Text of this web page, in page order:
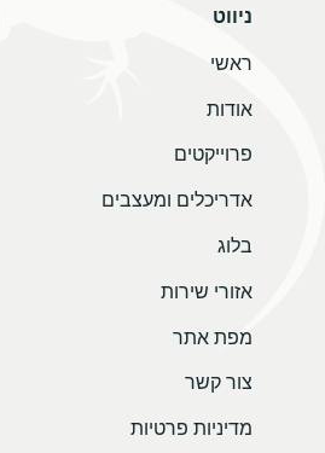
ניווט
ראשי
אודות
פרוייקטים
אדריכלים ומעצבים
בלוג
אזורי שירות
מפת אתר
צור קשר
מדיניות פרטיות